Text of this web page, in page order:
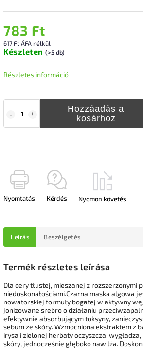
783 Ft
617 Ft ÁFA nélkül
Készleten (>5 db)
Hozzáadás a
kosárhoz
Részletes információ
Nyomtatás Kérdés Nyomon követés
Leírás Beszélgetés
Termék részletes leírása
Dla cery tłustej, mieszanej z rozszerzonymi
niedoskonałościami.Czarna maska algowa
nowatorskiej formuły bogatej w aktywny
jonizowane srebro o działaniu
efektywnie absorbującym toksyny,
sebum ze skóry. Wzmocniona ekstraktem z
irysa i zielonej herbaty oczyszcza,
skóry, jednocześnie głęboko nawilża.